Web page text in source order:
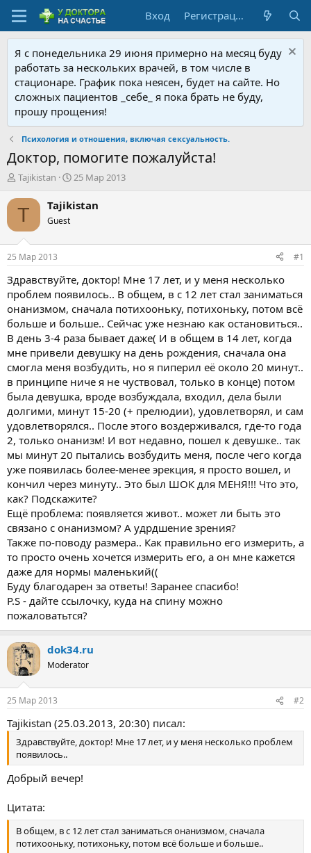
Вход Регистрация
Я с понедельника 29 июня примерно на месяц буду
работать за нескольких врачей, в том числе в
стационаре. График пока неясен, будет на сайте. Но
сложных пациентов _себе_ я пока брать не буду,
прошу прощения!
Психология и отношения, включая сексуальность.
Доктор, помогите пожалуйста!
А
т
т
е
м
ы
Tajikistan
Д
т
а
л
а
25 Мар 2013
T Tajikistan
Guest
25 Мар 2013 #1
Здравствуйте, доктор! Мне 17 лет, и у меня несколько
проблем появилось.. В общем, в с 12 лет стал заниматься
онанизмом, сначала потихооньку, потихоньку, потом всё
больше и больше.. Сейчас уже незнаю как остановиться..
В день 3-4 раза бывает даже( И в общем в 14 лет, когда
мне привели девушку на день рождения, сначала она
смогла меня возбудить, но я пиперил её около 20 минут..
в принципе ниче я не чуствовал, только в конце) потом
была девушка, вроде возбуждала, входил, дела были
долгими, минут 15-20 (+ прелюдии), удовлетворял, и сам
удовлетворялся.. После этого воздерживался, где-то года
2, только онанизм! И вот недавно, пошел к девушке.. так
мы минут 20 пытались возбудить меня, после чего когда
уже появилась более-менее эрекция, я просто вошел, и
кончил через минуту.. Это был ШОК для МЕНЯ!!! Что это,
как? Подскажите?
Ещё проблема: появляется живот.. может ли быть это
связано с онанизмом? А удрдшение зрения?
Также по-поводу размера.. Как правильно его измерить, а
то просто очень хочется измерить его, а он мне кажется
даже для нормы маленький((
Буду благодарен за ответы! Заранее спасибо!
P.S - дайте ссылочку, куда на спину можно
пожаловатьтся?
dok34.ru
Moderator
25 Мар 2013 #2
Tajikistan (25.03.2013, 20:30) писал:
Здравствуйте, доктор! Мне 17 лет, и у меня несколько проблем
появилось..
Добрый вечер!
Цитата:
В общем, в с 12 лет стал заниматься онанизмом, сначала
потихооньку, потихоньку, потом всё больше и больше..